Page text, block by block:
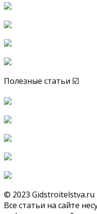
Полезные статьи ☑️
© 2023
Все статьи на сайте